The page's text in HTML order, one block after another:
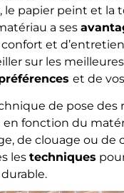
le papier peint et la
a ses
confort et
sur les
et de
de pose
fonction du
de clouage ou de
les techniques